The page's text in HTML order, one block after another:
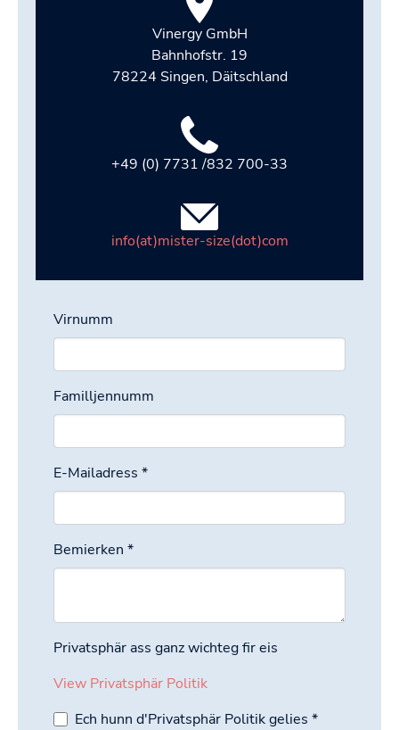
Vinergy GmbH
Bahnhofstr. 19
78224 Singen, Däitschland
+49 (0) 7731 /832 700-33
info(at)mister-size(dot)com
Virnumm
Familljennumm
E-Mailadress *
Bemierken *
Privatsphär ass ganz wichteg fir eis
View Privatsphär Politik
Ech hunn d'Privatsphär Politik gelies *